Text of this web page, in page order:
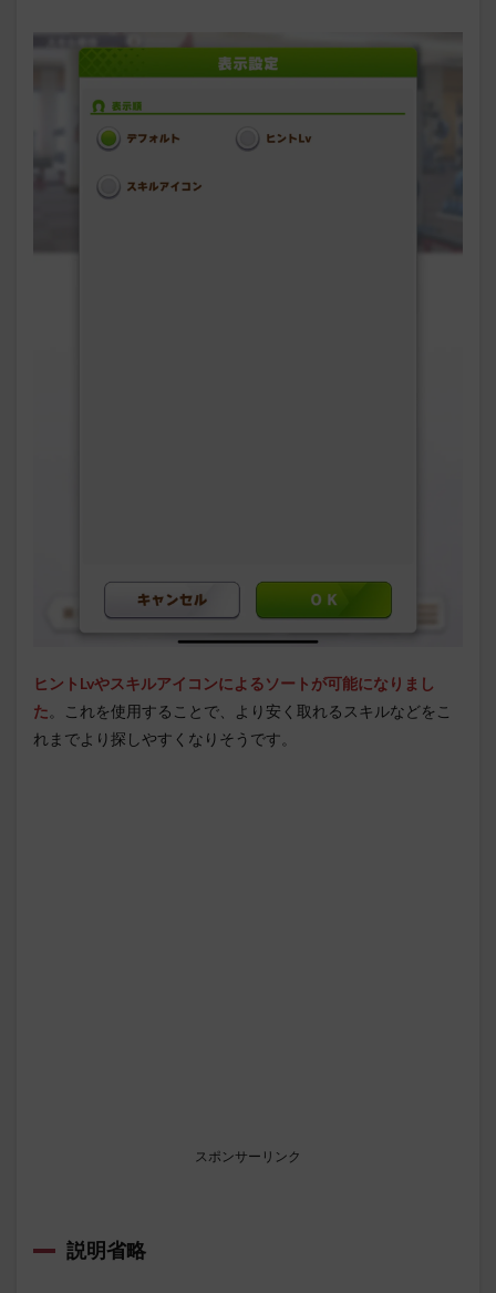
ヒントLvやスキルアイコンによるソートが可能になりまし
た。これを使用することで、より安く取れるスキルなどをこ
れまでより探しやすくなりそうです。
スポンサーリンク
説明省略